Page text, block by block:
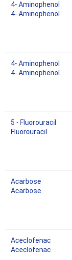
4- Aminophenol
4- Aminophenol
4- Aminophenol
4- Aminophenol
5 - Fluorouracil
Fluorouracil
Acarbose
Acarbose
Aceclofenac
Aceclofenac